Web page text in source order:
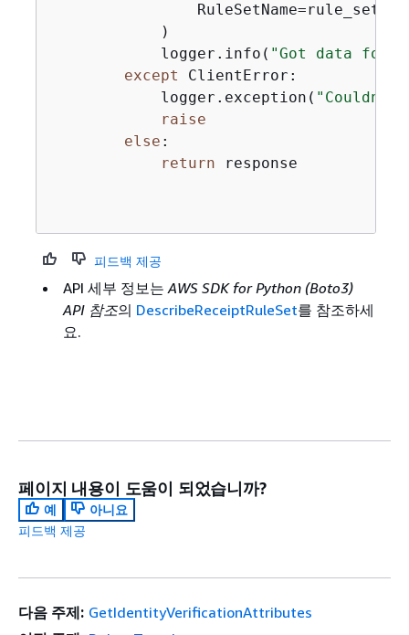
            )
            logger.info(
"Got data for
except ClientError:
            logger.exception(
"Couldn't
raise
else :
return response
피드백 제공
API 세부 정보는AWS SDK for Python (Boto3)
API 참조의 DescribeReceiptRuleSet를 참조하세
요.
페이지 내용이 도움이 되었습니까?
예
아니요
피드백 제공
다음 주제: GetIdentityVerificationAttributes